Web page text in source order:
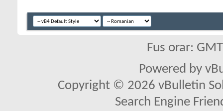
Fus orar:
Powered by
Copyright © 2026 vBulletin
Search Engine